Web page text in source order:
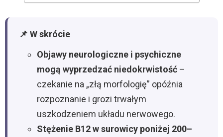
📌 W skrócie
Objawy neurologiczne i psychiczne
mogą wyprzedzać niedokrwistość –
czekanie na „złą morfologię” opóźnia
rozpoznanie i grozi trwałym
uszkodzeniem układu nerwowego.
Stężenie B12 w surowicy poniżej 200–